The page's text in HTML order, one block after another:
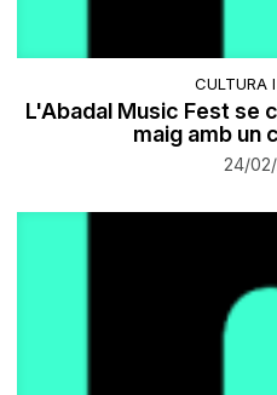
CULTURA
L'Abadal Music Fest se
maig amb un
24/